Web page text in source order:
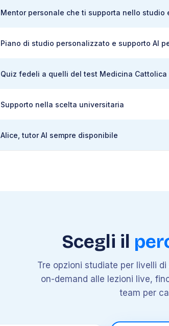
Mentor personale che ti supporta nello studio
Piano di studio personalizzato e supporto AI
Quiz fedeli a quelli del test Medicina Cattolica
Supporto nella scelta universitaria
Alice, tutor AI sempre disponibile
Scegli il
Tre opzioni studiate per livelli
on-demand alle lezioni live,
team per